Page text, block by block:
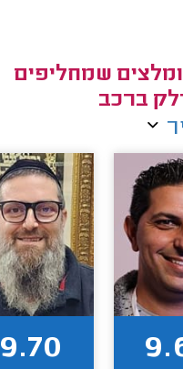
שמחליפים
ברכב
9.70